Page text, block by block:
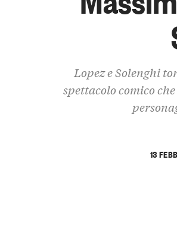
Lopez e Solenghi
spettacolo comico
13